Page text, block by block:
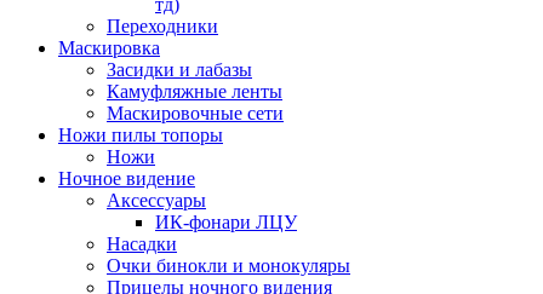
тд)
Переходники
Маскировка
Засидки и лабазы
Камуфляжные ленты
Маскировочные сети
Ножи пилы топоры
Ножи
Ночное видение
Аксессуары
ИК-фонари ЛЦУ
Насадки
Очки бинокли и монокуляры
Прицелы ночного видения